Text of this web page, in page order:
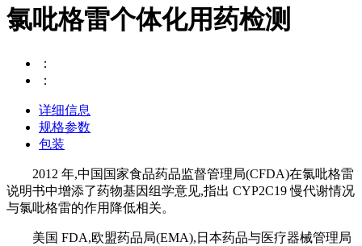
氯吡格雷个体化用药检测
：
：
详细信息
规格参数
包装
2012 年,中国国家食品药品监督管理局(CFDA)在氯吡格雷
说明书中增添了药物基因组学意见,指出 CYP2C19 慢代谢情况
与氯吡格雷的作用降低相关。
美国 FDA,欧盟药品局(EMA),日本药品与医疗器械管理局